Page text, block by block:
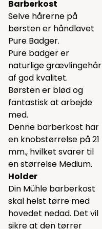
Barberkost
Selve hårerne på
børsten er håndlavet
Pure Badger.
Pure badger er
naturlige grævlingehår
af god kvalitet.
Børsten er blød og
fantastisk at arbejde
med.
Denne barberkost har
en knobstørrelse på 21
mm., hvilket svarer til
en størrelse Medium.
Holder
Din Mühle barberkost
skal helst tørre med
hovedet nedad. Det vil
sikre at den tørrer